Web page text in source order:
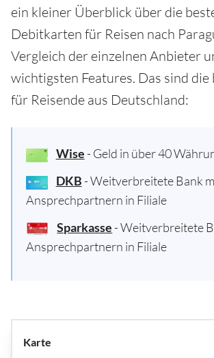
ein kleiner Überblick über die
Debitkarten für Reisen nach
Vergleich der einzelnen Anbieter
wichtigsten Features. Das sind
für Reisende aus Deutschland:
Wise - Geld in über 40
DKB - Weitverbreitete Bank
Ansprechpartnern in Filiale
Sparkasse - Weitverbreitete
Ansprechpartnern in Filiale